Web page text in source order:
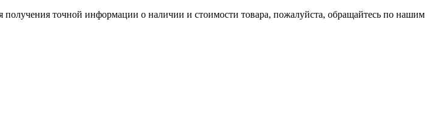
точной информации о наличии и стоимости товара, пожалуйста, обращайтесь по нашим